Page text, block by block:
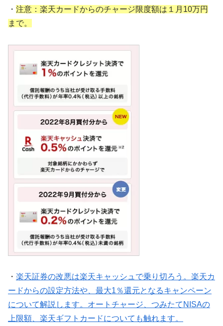
・ 注意：楽天カードからのチャージ限度額は１月10万円
まで。
・ 楽天証券の改悪は楽天キャッシュで乗り切ろう。楽天カ
ードからの設定方法や、最大1％還元となるキャンペーン
について解説します。オートチャージ、つみたてNISAの
上限額、楽天ギフトカードについても触れます。